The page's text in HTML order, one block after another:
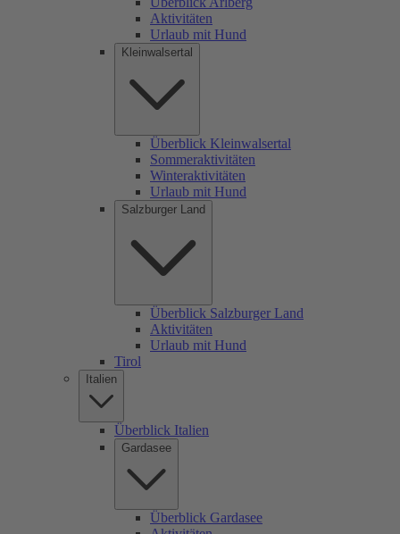
Aktivitäten
Urlaub mit Hund
Kleinwalsertal
Überblick Kleinwalsertal
Sommeraktivitäten
Winteraktivitäten
Urlaub mit Hund
Salzburger Land
Überblick Salzburger Land
Aktivitäten
Urlaub mit Hund
Tirol
Italien
Überblick Italien
Gardasee
Überblick Gardasee